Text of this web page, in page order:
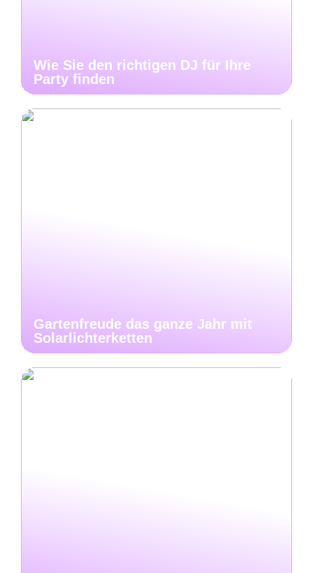
Wie Sie den richtigen DJ für Ihre
Party finden
Gartenfreude das ganze Jahr mit
Solarlichterketten